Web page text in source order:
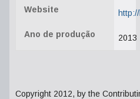
Website
Ano de produção 2013
Copyright 2012, by the